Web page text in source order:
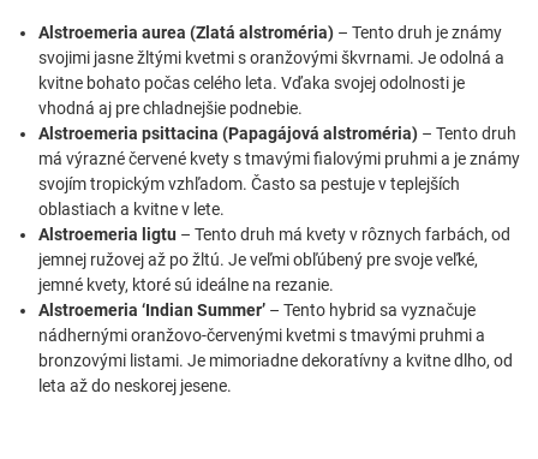
Alstroemeria aurea (Zlatá alstroméria) – Tento druh je známy
svojimi jasne žltými kvetmi s oranžovými škvrnami. Je odolná a
kvitne bohato počas celého leta. Vďaka svojej odolnosti je
vhodná aj pre chladnejšie podnebie.
Alstroemeria psittacina (Papagájová alstroméria) – Tento druh
má výrazné červené kvety s tmavými fialovými pruhmi a je známy
svojím tropickým vzhľadom. Často sa pestuje v teplejších
oblastiach a kvitne v lete.
Alstroemeria ligtu – Tento druh má kvety v rôznych farbách, od
jemnej ružovej až po žltú. Je veľmi obľúbený pre svoje veľké,
jemné kvety, ktoré sú ideálne na rezanie.
Alstroemeria ‘Indian Summer’ – Tento hybrid sa vyznačuje
nádhernými oranžovo-červenými kvetmi s tmavými pruhmi a
bronzovými listami. Je mimoriadne dekoratívny a kvitne dlho, od
leta až do neskorej jesene.